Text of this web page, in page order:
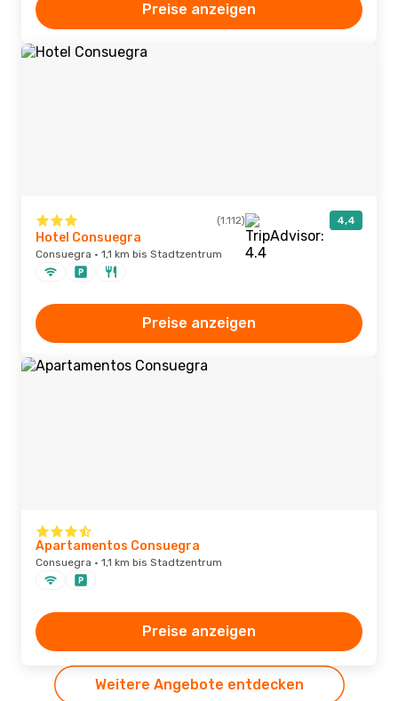
Preise anzeigen
(1.112) 4,4
Hotel Consuegra
Consuegra · 1,1 km bis Stadtzentrum
Preise anzeigen
Apartamentos Consuegra
Consuegra · 1,1 km bis Stadtzentrum
Preise anzeigen
Weitere Angebote entdecken